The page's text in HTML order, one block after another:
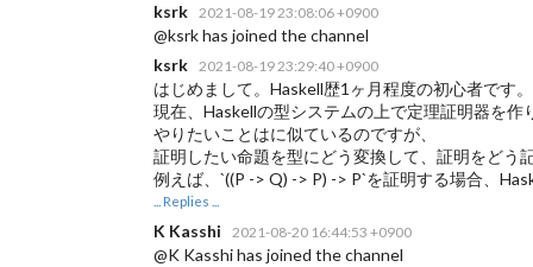
ksrk
2021-08-19 23:08:06 +0900
@ksrk has joined the channel
ksrk
2021-08-19 23:29:40 +0900
はじめまして。Haskell歴1ヶ月程度の初心者です。
現在、Haskellの型システムの上で定理証明器を作
やりたいことはに似ているのですが、
証明したい命題を型にどう変換して、証明をどう
例えば、`((P -> Q) -> P) -> P`を証明する場合、
... Replies ...
K Kasshi 2021-08-20 16:44:53 +0900
@K Kasshi has joined the channel